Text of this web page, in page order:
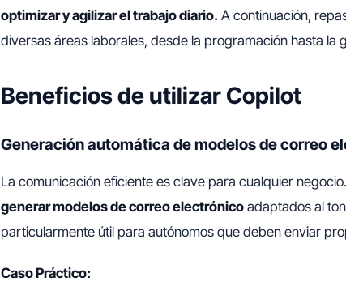
optimizar y agilizar el trabajo diario. A continuación,
diversas áreas laborales, desde la programación hasta la
Beneficios de utilizar Copilot
Generación automática de modelos de correo
La comunicación eficiente es clave para cualquier
generar modelos de correo electrónico adaptados al
particularmente útil para autónomos que deben enviar
Caso Práctico: